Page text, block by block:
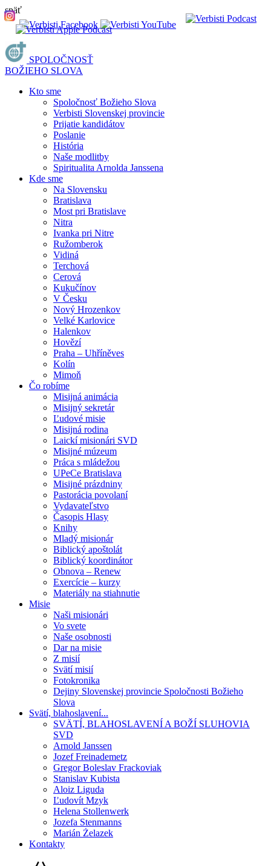
späť
SPOLOČNOSŤ
BOŽIEHO SLOVA
Kto sme
Spoločnosť Božieho Slova
Verbisti Slovenskej provincie
Prijatie kandidátov
Poslanie
História
Naše modlitby
Spiritualita Arnolda Janssena
Kde sme
Na Slovensku
Bratislava
Most pri Bratislave
Nitra
Ivanka pri Nitre
Ružomberok
Vidiná
Terchová
Cerová
Kukučínov
V Česku
Nový Hrozenkov
Velké Karlovice
Halenkov
Hovězí
Praha – Uhříněves
Kolín
Mimoň
Čo robíme
Misijná animácia
Misijný sekretár
Ľudové misie
Misijná rodina
Laickí misionári SVD
Misijné múzeum
Práca s mládežou
UPeCe Bratislava
Misijné prázdniny
Pastorácia povolaní
Vydavateľstvo
Časopis Hlasy
Knihy
Mladý misionár
Biblický apoštolát
Biblický koordinátor
Obnova – Renew
Exercície – kurzy
Materiály na stiahnutie
Misie
Naši misionári
Vo svete
Naše osobnosti
Dar na misie
Z misií
Svätí misií
Fotokronika
Dejiny Slovenskej provincie Spoločnosti Božieho
Slova
Svätí, blahoslavení...
SVÄTÍ, BLAHOSLAVENÍ A BOŽÍ SLUHOVIA
SVD
Arnold Janssen
Jozef Freinademetz
Gregor Boleslav Frackoviak
Stanislav Kubista
Aloiz Liguda
Ľudovít Mzyk
Helena Stollenwerk
Jozefa Stenmanns
Marián Żelazek
Kontakty